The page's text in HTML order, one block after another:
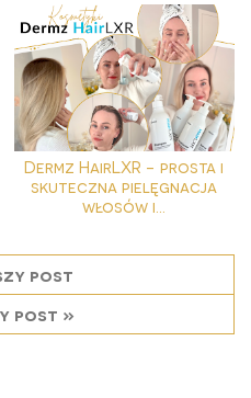
Dermz HairLXR - prosta i
skuteczna pielęgnacja
włosów i...
post
post »